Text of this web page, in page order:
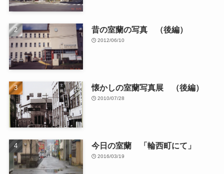
昔の室蘭の写真 （後編）
2012/06/10
懐かしの室蘭写真展 （後編）
2010/07/28
今日の室蘭 「輪西町にて」
2016/03/19